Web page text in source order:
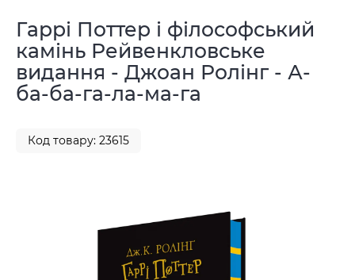
Гаррі Поттер і філософський
камінь Рейвенкловське
видання - Джоан Ролінг - А-
ба-ба-га-ла-ма-га
Код товару: 23615